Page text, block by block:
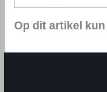
Op dit artikel